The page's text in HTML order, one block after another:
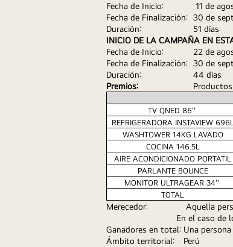
Fecha de Inicio:
11 de
Fecha de Finalización: 30 de
Duración:
51 días
INICIO DE LA CAMPAÑA EN
Fecha de Inicio:
22 de
Fecha de Finalización: 30 de
Duración:
44 días
Premios:
TV QNED 86''
REFRIGERADORA INSTAVIEW 696L
WASHTOWER 14KG LAVADO
COCINA 146.5L
AIRE ACONDICIONADO PORTATIL
PARLANTE BOUNCE
MONITOR ULTRAGEAR 34''
TOTAL
Merecedor:
Aquella
En el caso de
Ganadores en total: Una persona
Ámbito territorial:
Perú